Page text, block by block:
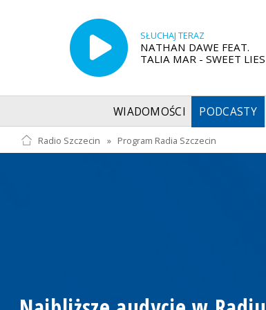
SŁUCHAJ TERAZ
NATHAN DAWE FEAT.
TALIA MAR - SWEET LIES
WIADOMOŚCI PODCASTY
Radio Szczecin » Program Radia Szczecin